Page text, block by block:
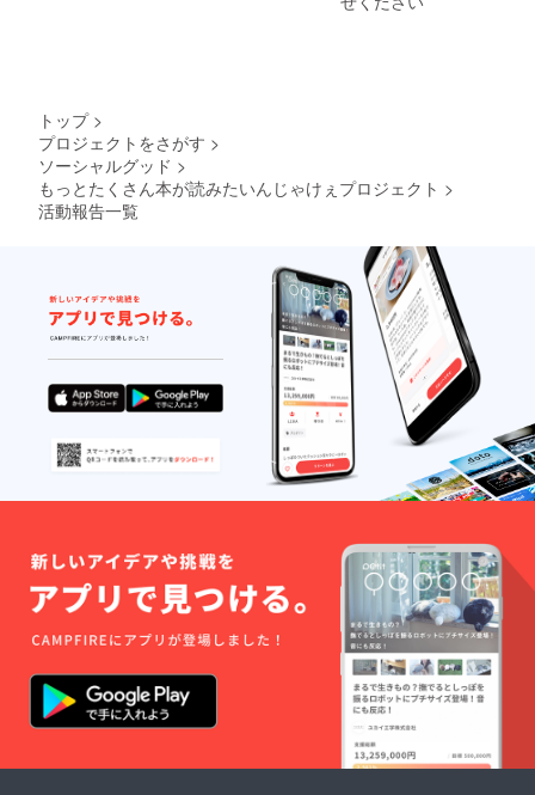
リーズぐりとぐらシリーズ
ぼくの家ができる たてる
じゅんじょ・つかうどうぐ
さっちゃんのまほうのて日
ルカ海も地球も大研究ふし
ぎ駄菓子屋銭天堂銭天堂 ふ
しぎ駄菓子屋 15
じめご
トップ >
プロジェクトをさがす >
ソーシャルグッド >
もっとたくさん本が読みたいんじゃけぇプロジェクト >
活動報告一覧